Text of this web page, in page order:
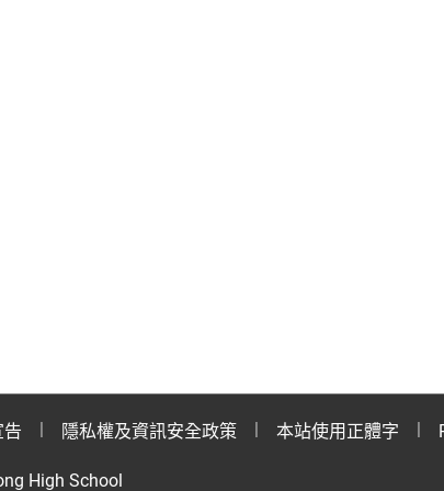
隱私權及資訊安全政策 本站使用正體字
High School